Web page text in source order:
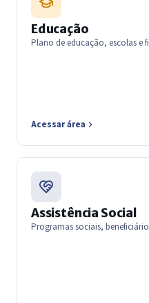
Educação
Plano de educação, escolas e
Acessar área
Assistência Social
Programas sociais,